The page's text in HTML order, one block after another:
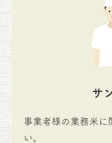
サ
事業者様の業務米に
い。